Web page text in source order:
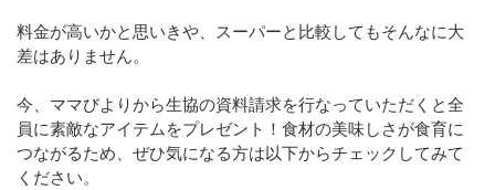
料金が高いかと思いきや、スーパーと比較してもそんなに大
差はありません。
今、ママびよりから生協の資料請求を行なっていただくと全
員に素敵なアイテムをプレゼント！食材の美味しさが食育に
つながるため、ぜひ気になる方は以下からチェックしてみて
ください。